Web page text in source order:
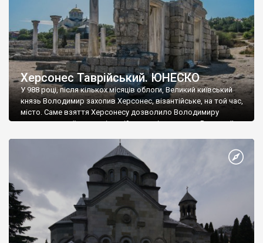
Херсонес Таврійський. ЮНЕСКО
У 988 році, після кількох місяців облоги, Великий київський
князь Володимир захопив Херсонес, візантійське, на той час,
місто. Саме взяття Херсонесу дозволило Володимиру
диктувати свої умови візантійському імператору Василю ІІ, та
Херсонесі Володимир-язичник, став Василем-християнином.
А потім було Хрещення Русі. На честь Херсонесу Таврійського